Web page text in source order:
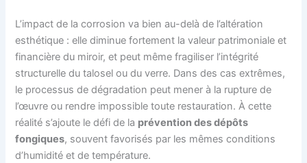
L’impact de la corrosion va bien au-delà de l’altération
esthétique : elle diminue fortement la valeur patrimoniale et
financière du miroir, et peut même fragiliser l’intégrité
structurelle du talosel ou du verre. Dans des cas extrêmes,
le processus de dégradation peut mener à la rupture de
l’œuvre ou rendre impossible toute restauration. À cette
réalité s’ajoute le défi de la prévention des dépôts
fongiques, souvent favorisés par les mêmes conditions
d’humidité et de température.